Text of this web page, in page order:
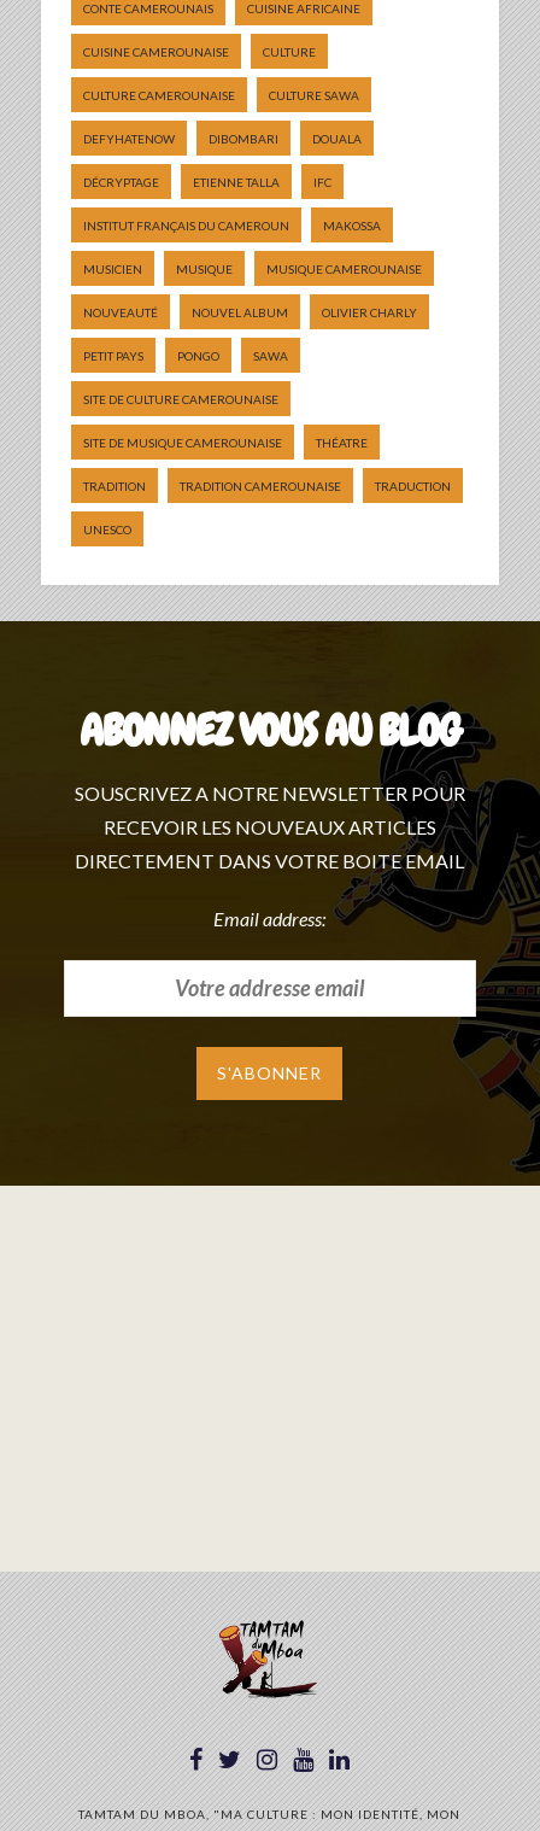
CONTE CAMEROUNAIS CUISINE AFRICAINE
CUISINE CAMEROUNAISE CULTURE
CULTURE CAMEROUNAISE CULTURE SAWA
DEFYHATENOW DIBOMBARI DOUALA
DÉCRYPTAGE ETIENNE TALLA IFC
INSTITUT FRANÇAIS DU CAMEROUN MAKOSSA
MUSICIEN MUSIQUE MUSIQUE CAMEROUNAISE
NOUVEAUTÉ NOUVEL ALBUM OLIVIER CHARLY
PETIT PAYS PONGO SAWA
SITE DE CULTURE CAMEROUNAISE
SITE DE MUSIQUE CAMEROUNAISE THÉATRE
TRADITION TRADITION CAMEROUNAISE TRADUCTION
UNESCO
ABONNEZ VOUS AU BLOG
SOUSCRIVEZ A NOTRE NEWSLETTER POUR
RECEVOIR LES NOUVEAUX ARTICLES
DIRECTEMENT DANS VOTRE BOITE EMAIL
Email address:
TAMTAM DU MBOA, "MA CULTURE : MON IDENTITÉ, MON